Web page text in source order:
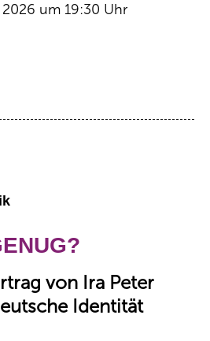
um 19:30 Uhr
von Ira Peter
Identität